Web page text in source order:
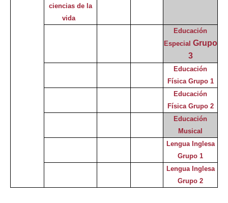
ciencias de la
vida
Educación
Especial Grupo
3
Educación
Física Grupo 1
Educación
Física Grupo 2
Educación
Musical
Lengua Inglesa
Grupo 1
Lengua Inglesa
Grupo 2